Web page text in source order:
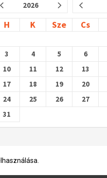
2026
H K Sze Cs
3
4 5 6
10
11 12 13
17
18 19 20
24
25 26 27
31